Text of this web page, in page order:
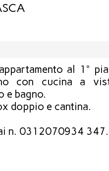
al 1°
con cucina a
e bagno.
doppio e cantina.
n. 0312070934